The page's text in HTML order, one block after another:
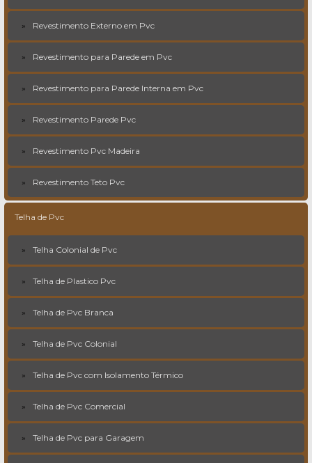
Revestimento Externo em Pvc
Revestimento para Parede em Pvc
Revestimento para Parede Interna em Pvc
Revestimento Parede Pvc
Revestimento Pvc Madeira
Revestimento Teto Pvc
Telha de Pvc
Telha Colonial de Pvc
Telha de Plastico Pvc
Telha de Pvc Branca
Telha de Pvc Colonial
Telha de Pvc com Isolamento Térmico
Telha de Pvc Comercial
Telha de Pvc para Garagem